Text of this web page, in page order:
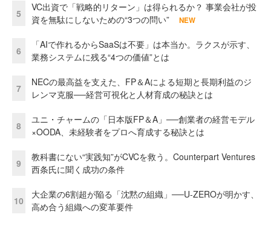
5
VC出資で「戦略的リターン」は得られるか？ 事業会社が投
資を無駄にしないための“3つの問い”
NEW
6
「AIで作れるからSaaSは不要」は本当か。ラクスが示す、
業務システムに残る“4つの価値”とは
7
NECの最高益を支えた、FP＆Aによる短期と長期利益のジ
レンマ克服──経営可視化と人材育成の秘訣とは
8
ユニ・チャームの「日本版FP＆A」──創業者の経営モデル
×OODA、未経験者をプロへ育成する秘訣とは
9
教科書にない“実践知”がCVCを救う。Counterpart Ventures
西条氏に聞く成功の条件
10
大企業の6割超が陥る「沈黙の組織」──U-ZEROが明かす、
高め合う組織への変革要件